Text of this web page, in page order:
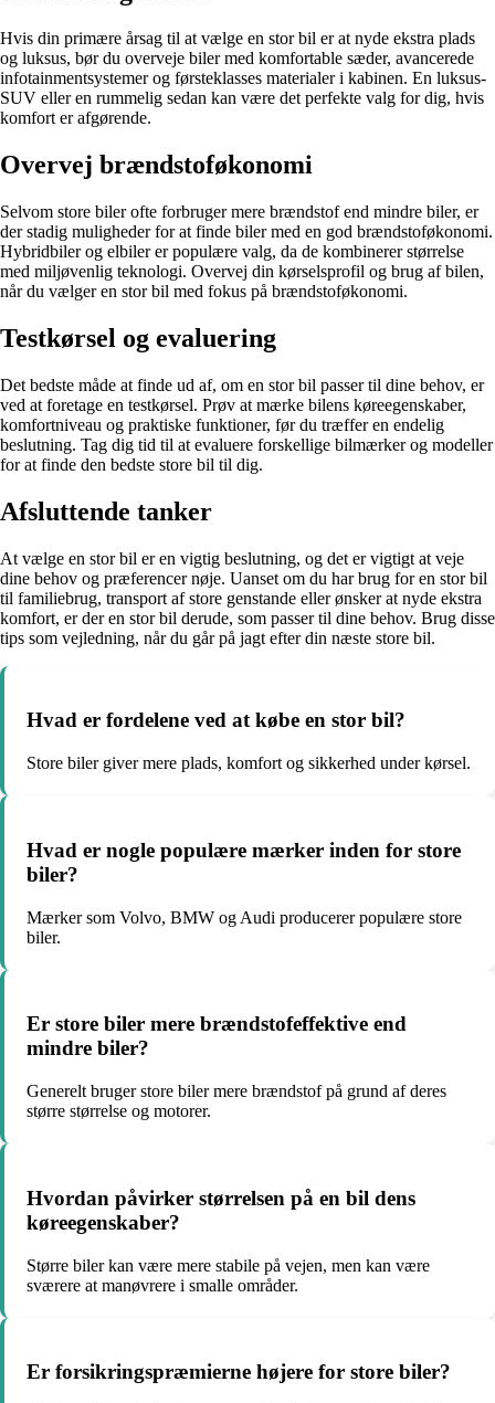
Hvis din primære årsag til at vælge en stor bil er at nyde ekstra plads
og luksus, bør du overveje biler med komfortable sæder, avancerede
infotainmentsystemer og førsteklasses materialer i kabinen. En luksus-
SUV eller en rummelig sedan kan være det perfekte valg for dig, hvis
komfort er afgørende.
Overvej brændstoføkonomi
Selvom store biler ofte forbruger mere brændstof end mindre biler, er
der stadig muligheder for at finde biler med en god brændstoføkonomi.
Hybridbiler og elbiler er populære valg, da de kombinerer størrelse
med miljøvenlig teknologi. Overvej din kørselsprofil og brug af bilen,
når du vælger en stor bil med fokus på brændstoføkonomi.
Testkørsel og evaluering
Det bedste måde at finde ud af, om en stor bil passer til dine behov, er
ved at foretage en testkørsel. Prøv at mærke bilens køreegenskaber,
komfortniveau og praktiske funktioner, før du træffer en endelig
beslutning. Tag dig tid til at evaluere forskellige bilmærker og modeller
for at finde den bedste store bil til dig.
Afsluttende tanker
At vælge en stor bil er en vigtig beslutning, og det er vigtigt at veje
dine behov og præferencer nøje. Uanset om du har brug for en stor bil
til familiebrug, transport af store genstande eller ønsker at nyde ekstra
komfort, er der en stor bil derude, som passer til dine behov. Brug disse
tips som vejledning, når du går på jagt efter din næste store bil.
Hvad er fordelene ved at købe en stor bil?
Store biler giver mere plads, komfort og sikkerhed under kørsel.
Hvad er nogle populære mærker inden for store
biler?
Mærker som Volvo, BMW og Audi producerer populære store
biler.
Er store biler mere brændstofeffektive end
mindre biler?
Generelt bruger store biler mere brændstof på grund af deres
større størrelse og motorer.
Hvordan påvirker størrelsen på en bil dens
køreegenskaber?
Større biler kan være mere stabile på vejen, men kan være
sværere at manøvrere i smalle områder.
Er forsikringspræmierne højere for store biler?